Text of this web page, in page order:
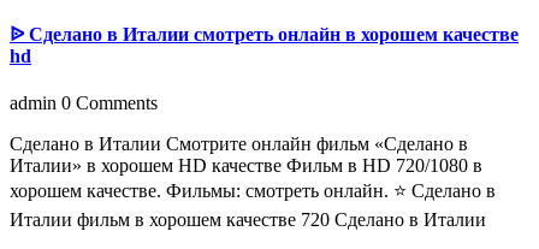
ᐉ Сделано в Италии смотреть онлайн в хорошем качестве
hd
admin 0 Comments
Сделано в Италии Смотрите онлайн фильм «Сделано в
Италии» в хорошем HD качестве Фильм в HD 720/1080 в
хорошем качестве. Фильмы: смотреть онлайн. ⭐ Сделано в
Италии фильм в хорошем качестве 720 Сделано в Италии